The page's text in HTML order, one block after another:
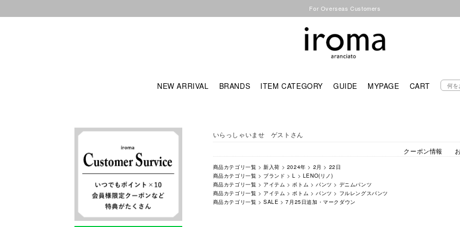
For Overseas Customers
NEW ARRIVAL BRANDS ITEM CATEGORY GUIDE MYPAGE CART
いらっしゃいませ ゲストさん
クーポン情報
商品カテゴリ一覧 >新入荷 > 2024年 > 2月 > 22日
商品カテゴリ一覧 > ブランド >L > LENO(リノ)
商品カテゴリ一覧 > アイテム >ボトム > パンツ > デニムパンツ
商品カテゴリ一覧 > アイテム >ボトム > パンツ > フルレングスパンツ
商品カテゴリ一覧 >SALE >7月25日追加・マークダウン